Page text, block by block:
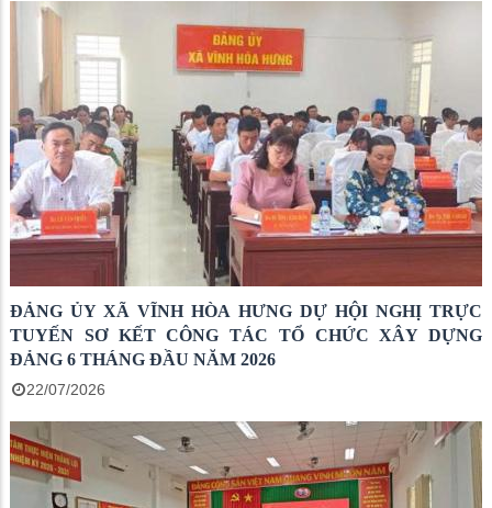
ĐẢNG ỦY XÃ VĨNH HÒA HƯNG DỰ HỘI NGHỊ TRỰC
TUYẾN SƠ KẾT CÔNG TÁC TỔ CHỨC XÂY DỰNG
ĐẢNG 6 THÁNG ĐẦU NĂM 2026
22/07/2026